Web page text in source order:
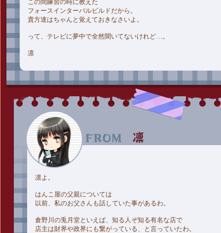
この間練習の時に教えた
フォースインターバルビルドだから。
貴方達はちゃんと覚えておきなさいよ。
って、テレビに夢中で全然聞いてないけれど…。
凛
凛よ。
はんこ屋の父親については
以前、私のお父さんも話していた事があるわ。
倉野川の兎月堂といえば、知る人ぞ知る有名な店で
店主は財界や政界にも繋がっている、と言っていたわ。